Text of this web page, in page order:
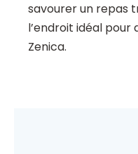
savourer un repas
l’endroit idéal pour
Zenica.